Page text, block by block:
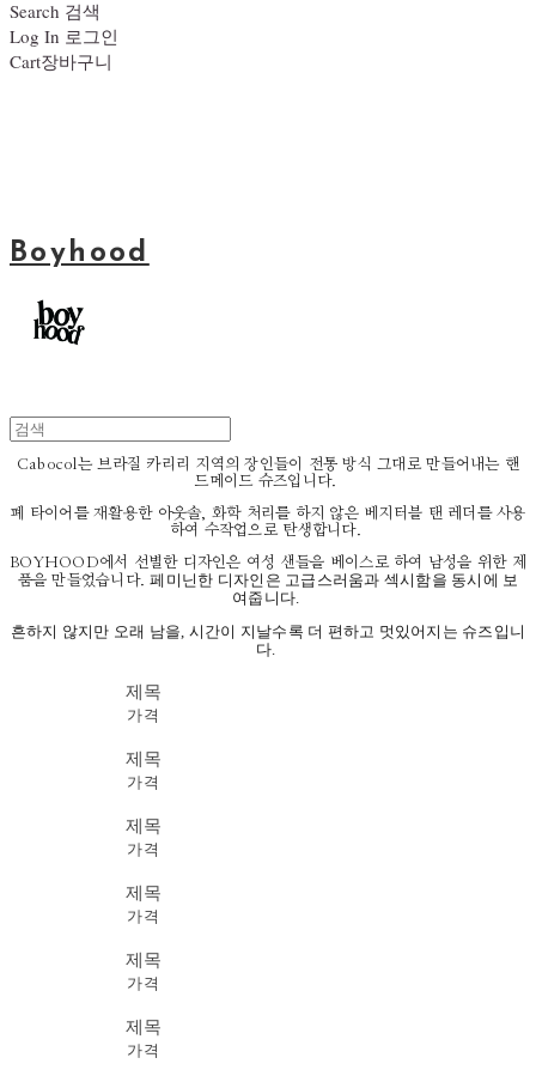
Search 검색
Log In 로그인
Cart장바구니
Boyhood
Cabocol는 브라질 카리리 지역의 장인들이 전통 방식 그대로 만들어내는 핸
드메이드 슈즈입니다.
폐 타이어를 재활용한 아웃솔, 화학 처리를 하지 않은 베지터블 탠 레더를 사용
하여 수작업으로 탄생합니다.
BOYHOOD에서 선별한 디자인은 여성 샌들을 베이스로 하여 남성을 위한 제
품을 만들었습니다.페미닌한 디자인은 고급스러움과 섹시함을 동시에 보
여줍니다.
흔하지 않지만 오래 남을, 시간이 지날수록 더 편하고 멋있어지는 슈즈입니
다.
제목
가격
제목
가격
제목
가격
제목
가격
제목
가격
제목
가격